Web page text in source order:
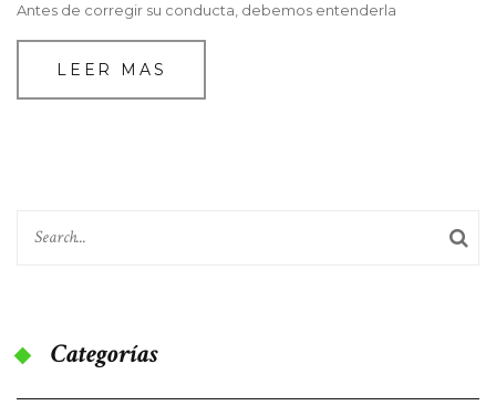
Antes de corregir su conducta, debemos entenderla
LEER MAS
Categorías